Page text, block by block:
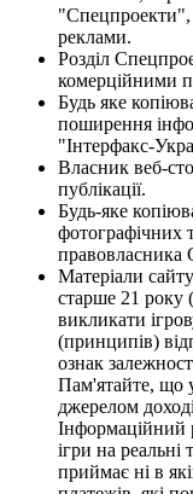
реклами.
Розділ
комерційними
Будь яке
поширення
"Інтерфакс-
Власник веб-
публікації.
Будь-яке
фотографічних
правовласника
Матеріали
старше 21 року
викликати
(принципів)
ознак
Пам'ятайте, що
джерелом
Інформаційний
ігри на реальні
приймає ні в